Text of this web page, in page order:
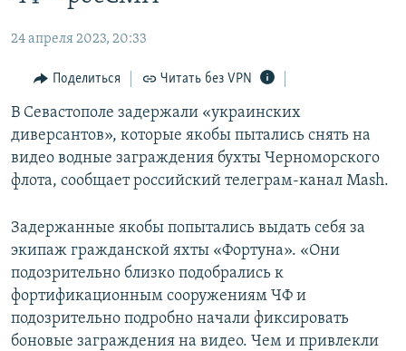
Вернутся
поиску
ИНТЕРАКТИВ
ИНФОГРАФИКА
ТЕЛЕПРОЕКТ КРЫМ.РЕАЛИИ
СОВЕТЫ ПРАВОЗАЩИТНИКОВ
ПРОПАВШИЕ БЕЗ ВЕСТИ
КРЫМ.НЕПОКОРЕННЫЙ
ELIFBE
УКРАИНСКАЯ ПРОБЛЕМА КРЫМА
РАДІО СВОБОДА
КАК ОБОЙТИ БЛОКИРОВКУ
Українською
Qırımtatar
Все сайты RFE/RL
24 апреля 2023, 20:33
Поделиться Читать без VPN
В Севастополе задержали «украинских
диверсантов», которые якобы пытались снять на
видео водные заграждения бухты Черноморского
флота, сообщает российский телеграм-канал Mash.
Задержанные якобы попытались выдать себя за
экипаж гражданской яхты «Фортуна». «Они
подозрительно близко подобрались к
фортификационным сооружениям ЧФ и
подозрительно подробно начали фиксировать
боновые заграждения на видео. Чем и привлекли